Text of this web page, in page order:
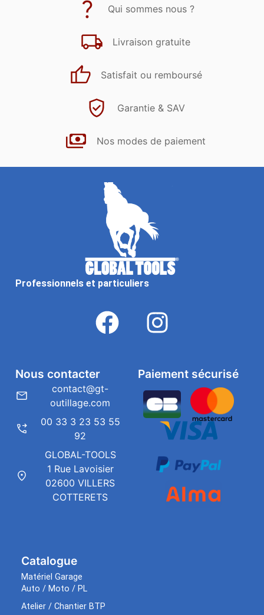
Qui sommes nous ?
Livraison gratuite
Satisfait ou remboursé
Garantie & SAV
Nos modes de paiement
Professionnels et particuliers
Catalogue
Matériel Garage
Auto / Moto / PL
Atelier / Chantier BTP
Paiement sécurisé
Nous contacter
contact@gt-
outillage.com
00 33 3 23 53 55
92
GLOBAL-TOOLS
1 Rue Lavoisier
02600 VILLERS
COTTERETS